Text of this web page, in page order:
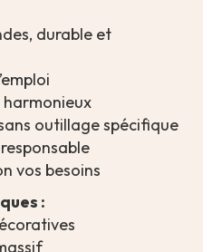
durable et
outillage spécifique
vos besoins
: